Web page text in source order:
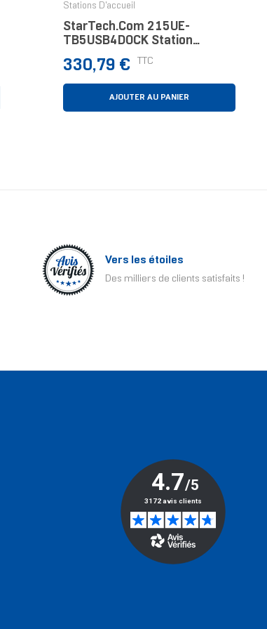
Stations D'accueil
StarTech.com 215UE-
TB5USB4DOCK Station
D'accueil Avec Fil Thunderbolt
5 Gris
Prix
330,79 € TTC
AJOUTER AU PANIER
Vers les étoiles
Des milliers de clients satisfaits !